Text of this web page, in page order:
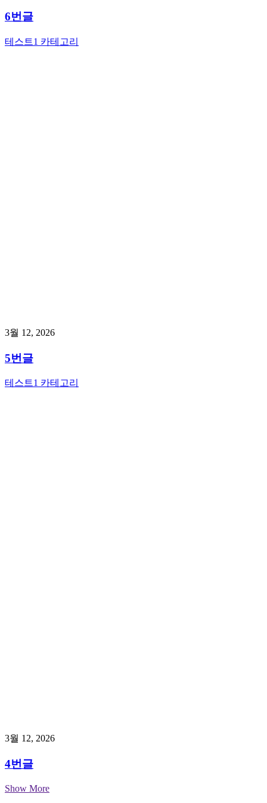
6번글
테스트1 카테고리
3월 12, 2026
5번글
테스트1 카테고리
3월 12, 2026
4번글
Show More